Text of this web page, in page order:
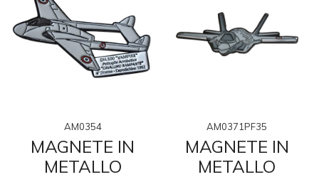
AM0354
MAGNETE IN
METALLO
AM0371PF35
MAGNETE IN
METALLO